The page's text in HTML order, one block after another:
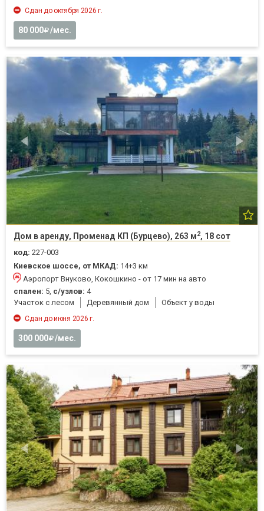
Сдан до октября 2026 г.
80 000 /мес.
Дом в аренду, Променад КП (Бурцево), 263 м2, 18 сот
код: 227-003
Киевское шоссе, от МКАД: 14+3 км
Аэропорт Внуково, Кокошкино - от 17 мин на авто
спален: 5, с/узлов: 4
Участок с лесом
Деревянный дом Объект у воды
Сдан до июня 2026 г.
300 000 /мес.